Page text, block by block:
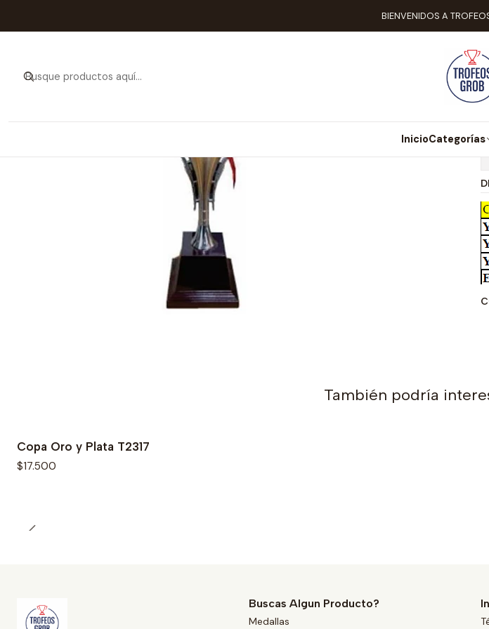
InicioCategorías
BIENVENIDOS A
Catálogo Copas
También podría
Copa Oro y Plata T2317
$17.500
Buscas Algun Producto?
Medallas